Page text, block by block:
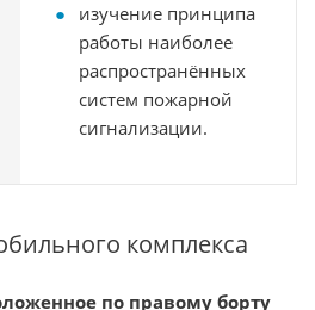
изучение принципа
работы наиболее
распространённых
систем пожарной
сигнализации.
комплекса
по правому борту